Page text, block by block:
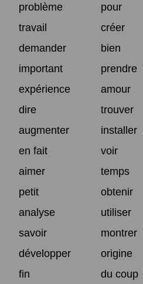
problème
pour
travail
créer
demander
bien
important
prendre
expérience
amour
dire
trouver
augmenter
installer
en fait
voir
aimer
temps
petit
obtenir
analyse
utiliser
savoir
montrer
développer
origine
fin
du coup